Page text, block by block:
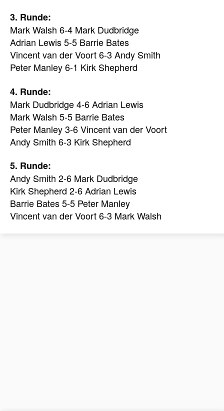
3. Runde:
Mark Walsh 6-4 Mark Dudbridge
Adrian Lewis 5-5 Barrie Bates
Vincent van der Voort 6-3 Andy Smith
Peter Manley 6-1 Kirk Shepherd
4. Runde:
Mark Dudbridge 4-6 Adrian Lewis
Mark Walsh 5-5 Barrie Bates
Peter Manley 3-6 Vincent van der Voort
Andy Smith 6-3 Kirk Shepherd
5. Runde:
Andy Smith 2-6 Mark Dudbridge
Kirk Shepherd 2-6 Adrian Lewis
Barrie Bates 5-5 Peter Manley
Vincent van der Voort 6-3 Mark Walsh